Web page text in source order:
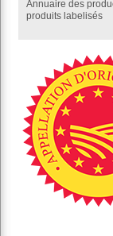
Annuaire des
produits labelisés